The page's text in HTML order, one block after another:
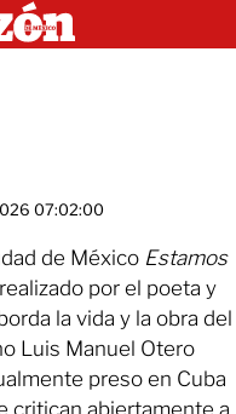
07:02:00
de México Estamos
por el poeta y
la vida y la obra del
Luis Manuel Otero
preso en Cuba
critican abiertamente a